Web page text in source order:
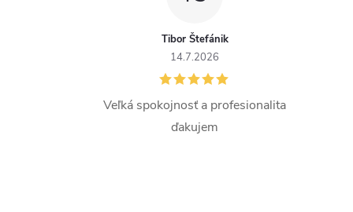
Tibor Štefánik
14.7.2026
Veľká spokojnosť a profesionalita
ďakujem